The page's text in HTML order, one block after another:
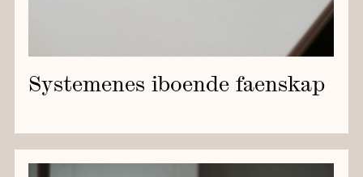
Systemenes iboende faenskap